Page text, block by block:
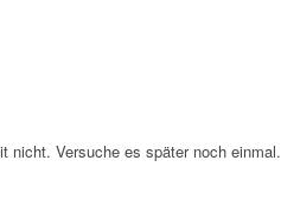
nicht. Versuche es später noch einmal.